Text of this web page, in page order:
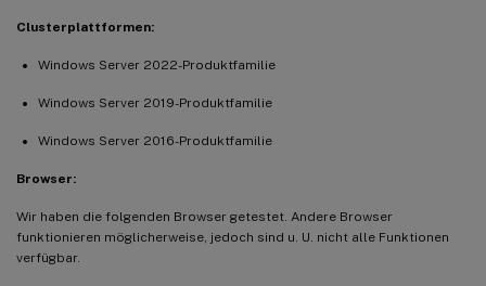
Clusterplattformen:
Windows Server 2022-Produktfamilie
Windows Server 2019-Produktfamilie
Windows Server 2016-Produktfamilie
Browser:
Wir haben die folgenden Browser getestet. Andere Browser
funktionieren möglicherweise, jedoch sind u. U. nicht alle Funktionen
verfügbar.